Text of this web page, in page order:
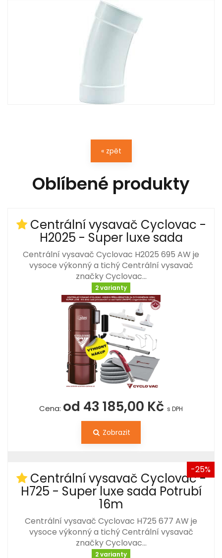
« zpět
Oblíbené produkty
Centrální vysavač Cyclovac -
H2025 - Super luxe sada
Centrální vysavač Cyclovac H2025 695 AW je
vysoce výkonný a tichý Centrální vysavač
značky Cyclovac…
2 varianty
Cena: od 43 185,00 Kč s DPH
Zobrazit
-25%
Centrální vysavač Cyclovac -
H725 - Super luxe sada Potrubí
16m
Centrální vysavač Cyclovac H725 677 AW je
vysoce výkonný a tichý Centrální vysavač
značky Cyclovac…
2 varianty